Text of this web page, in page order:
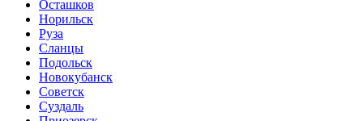
Осташков
Норильск
Руза
Сланцы
Подольск
Новокубанск
Советск
Суздаль